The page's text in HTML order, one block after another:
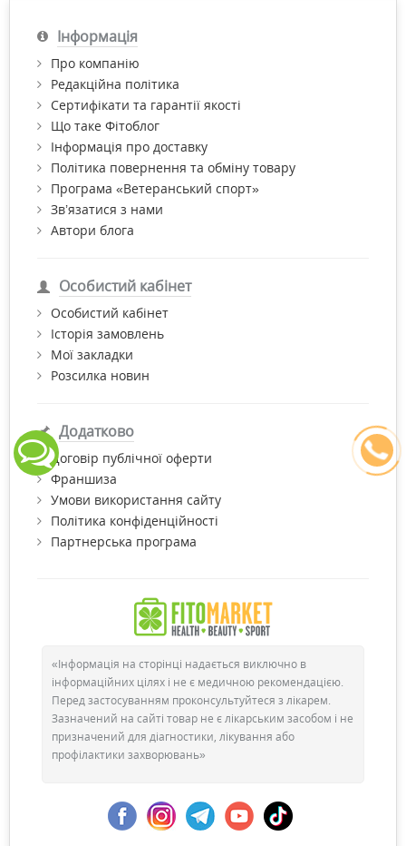
Інформація
Про компанію
Редакційна політика
Сертифікати та гарантії якості
Що таке Фітоблог
Інформація про доставку
Політика повернення та обміну товару
Програма «Ветеранський спорт»
Зв’язатися з нами
Автори блога
Особистий кабінет
Особистий кабінет
Історія замовлень
Мої закладки
Розсилка новин
Додатково
Договір публічної оферти
Франшиза
Умови використання сайту
Політика конфіденційності
Партнерська програма
«Інформація на сторінці надається виключно в
інформаційних цілях і не є медичною рекомендацією.
Перед застосуванням проконсультуйтеся з лікарем.
Зазначений на сайті товар не є лікарським засобом і не
призначений для діагностики, лікування або
профілактики захворювань»